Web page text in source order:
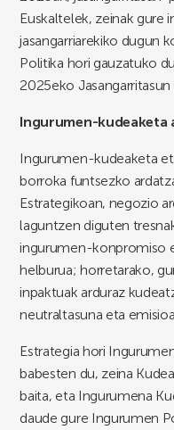
Euskaltelek, zeinak gure
jasangarriarekiko dugun
Politika hori gauzatuko
2025eko
Ingurumen-kudeaketa
Ingurumen-kudeaketa
borroka funtsezko
Estrategikoan, negozio
laguntzen diguten
ingurumen-konpromiso
helburua; horretarako,
inpaktuak arduraz
neutraltasuna eta
Estrategia hori
babesten du, zeina
baita, eta Ingurumena
daude gure Ingurumen